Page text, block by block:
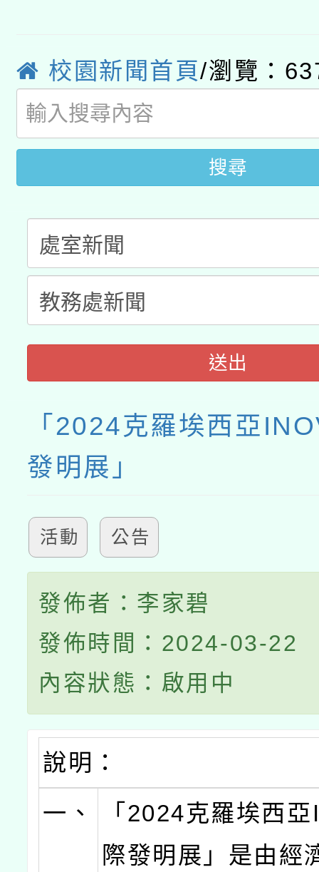
業成長研習」實施計畫
族教育國際趨勢與發展
新北市政府教育局辦理
師專業成長研習實施計
方素養工作坊新北場」
函轉國立臺灣師範大學
族語言臺北學習中心
「族語學習班」招生簡
轉知有關國立成功大學
文教學共融平台-教案
教育部國民及學前教育
年度COVID-19疫苗接
接種之民眾」措施，延
月28日止
校園新聞首頁/瀏覽：
搜尋
送出
「2024克羅埃西亞
發明展」
活動 公告
發佈者：李家碧
發佈時間：2024-03-22
內容狀態：啟用中
說明：
一、
「2024克羅埃西
際發明展」是由經